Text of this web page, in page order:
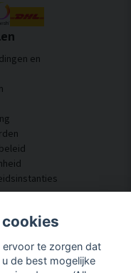
en
op
te zorgen dat
de best mogelijke